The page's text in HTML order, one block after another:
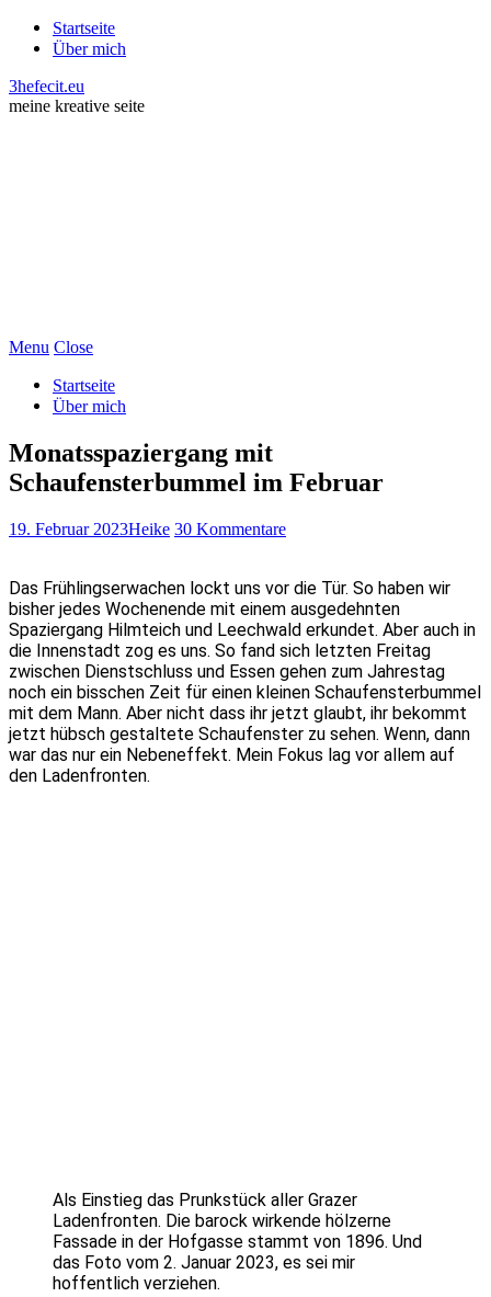
Startseite
Über mich
3hefecit.eu
meine kreative seite
Menu Close
Startseite
Über mich
Monatsspaziergang mit
Schaufensterbummel im Februar
19. Februar 2023Heike 30 Kommentare
Das Frühlingserwachen lockt uns vor die Tür. So haben wir
bisher jedes Wochenende mit einem ausgedehnten
Spaziergang Hilmteich und Leechwald erkundet. Aber auch in
die Innenstadt zog es uns. So fand sich letzten Freitag
zwischen Dienstschluss und Essen gehen zum Jahrestag
noch ein bisschen Zeit für einen kleinen Schaufensterbummel
mit dem Mann. Aber nicht dass ihr jetzt glaubt, ihr bekommt
jetzt hübsch gestaltete Schaufenster zu sehen. Wenn, dann
war das nur ein Nebeneffekt. Mein Fokus lag vor allem auf
den Ladenfronten.
Als Einstieg das Prunkstück aller Grazer
Ladenfronten. Die barock wirkende hölzerne
Fassade in der Hofgasse stammt von 1896. Und
das Foto vom 2. Januar 2023, es sei mir
hoffentlich verziehen.